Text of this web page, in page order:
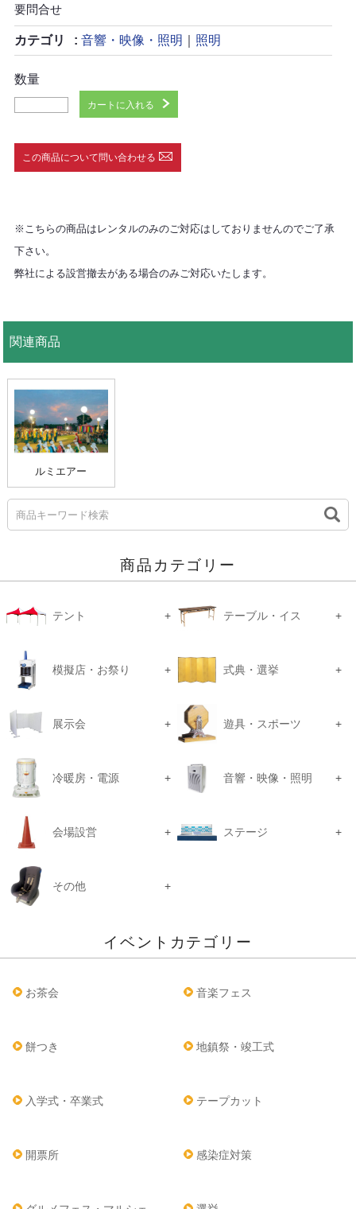
商品カテゴリー
テント テーブル・イス
模擬店・お祭り 式典・選挙
展示会 遊具・スポーツ
冷暖房・電源 音響・映像・照明
会場設営 ステージ
その他
イベントカテゴリー
お茶会 音楽フェス
餅つき 地鎮祭・竣工式
入学式・卒業式 テープカット
開票所 感染症対策
要問合せ
カテゴリ 音響・映像・照明 照明
数量
カートに入れる
この商品について問い合わせる
※こちらの商品はレンタルのみのご対応はしておりませんのでご了承
下さい。
弊社による設営撤去がある場合のみご対応いたします。
関連商品
ルミエアー